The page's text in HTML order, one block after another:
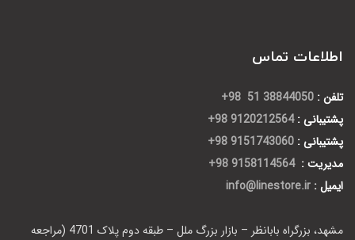
اطلاعات تماس
تلفن : 38844050 51 98+
پشتیبانی : 9120212564 98+
پشتیبانی : 9151743060 98+
مدیریت : 9158114564 98+
ایمیل : info@linestore.ir
مشهد، بزرگراه بابانظر – بازار بزرگ ملل – طبقه دوم پلاک 4701 (مراجعه